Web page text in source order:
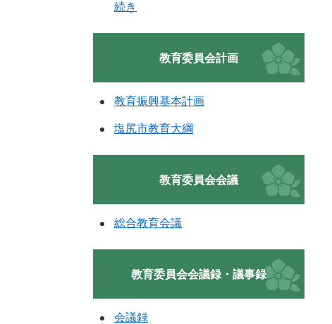
続き
教育委員会計画
教育振興基本計画
塩尻市教育大綱
教育委員会会議
総合教育会議
教育委員会会議録・議事録
会議録